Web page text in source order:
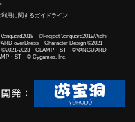
利用に関するガイドライン
©Project Vanguard2019/Aichi
overDress Character Design ©2021
2023 CLAMP・ST ©VANGUARD
・ST © Cygames, Inc.